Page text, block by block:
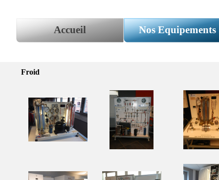
Accueil Nos Equipements
Froid